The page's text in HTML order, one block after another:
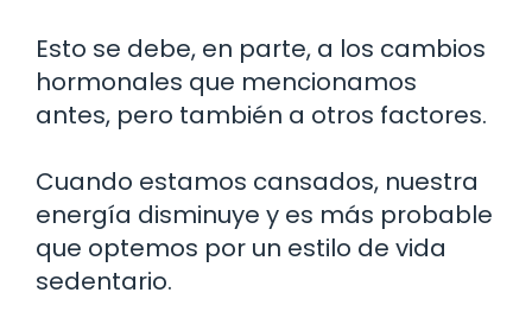
Esto se debe, en parte, a los cambios
hormonales que mencionamos
antes, pero también a otros factores.
Cuando estamos cansados, nuestra
energía disminuye y es más probable
que optemos por un estilo de vida
sedentario.